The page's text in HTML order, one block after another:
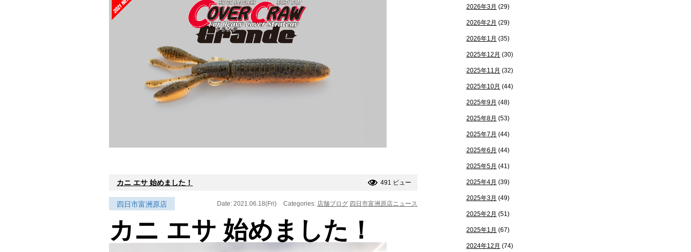
カニ エサ 始めました！ 491 ビュー
四日市富洲原店 Date: 2021.06.18(Fri) Categories: 店舗ブログ 四日市富洲原店ニュース
カニ エサ 始めました！
2026年3月 (29)
2026年2月 (29)
2026年1月 (35)
2025年12月 (30)
2025年11月 (32)
2025年10月 (44)
2025年9月 (48)
2025年8月 (53)
2025年7月 (44)
2025年6月 (44)
2025年5月 (41)
2025年4月 (39)
2025年3月 (49)
2025年2月 (51)
2025年1月 (67)
2024年12月 (74)